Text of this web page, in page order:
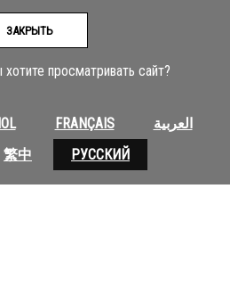
просматривать сайт?
FRANÇAIS
العربية
繁中 РУССКИЙ
ЗАКРЫТЬ